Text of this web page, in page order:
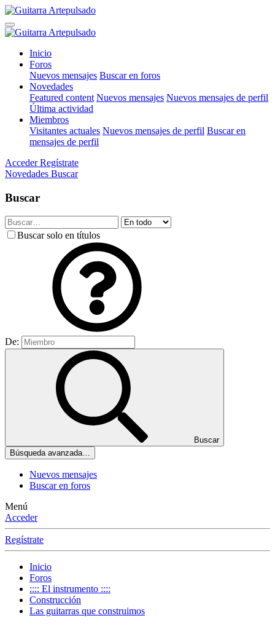
Inicio
Foros
Nuevos mensajes Buscar en foros
Novedades
Featured content Nuevos mensajes Nuevos mensajes de perfil
Última actividad
Miembros
Visitantes actuales Nuevos mensajes de perfil Buscar en
mensajes de perfil
Acceder Regístrate
Novedades Buscar
Buscar
Buscar solo en títulos
De:
Buscar
Búsqueda avanzada…
Nuevos mensajes
Buscar en foros
Menú
Acceder
Regístrate
Inicio
Foros
:::: El instrumento ::::
Construcción
Las guitarras que construimos